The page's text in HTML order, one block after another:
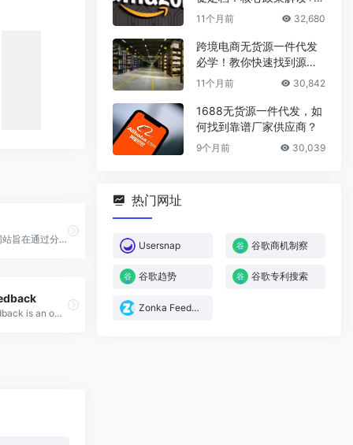
小鱼儿101网站旨在通过分享工具、实操经验、行业思考等，脚踏实地帮助广告优化师提升专业能力。站长小鱼儿是一名专注海外品牌电商的广告优化师，精通Facebook，Google 等广告，熟悉SNS运营，SEO，网红等。
Zonka Feedback is an omnichannel Customer Feedback Software and Survey App to measure real-time CX Metrics like Net Promoter Score (NPS Surveys), CES &amp; CSAT.
款选品攻略
11个月前 32,680
跨境电商无货源一件代发
必学！教你快速找到源头
厂家
11个月前 30,842
1688无货源一件代发，如
何找到靠谱厂家供应商？
9个月前 30,039
热门网址
Usersnap 谷歌商机制察
谷歌趋势 谷歌专利搜索
Zonka Feedback